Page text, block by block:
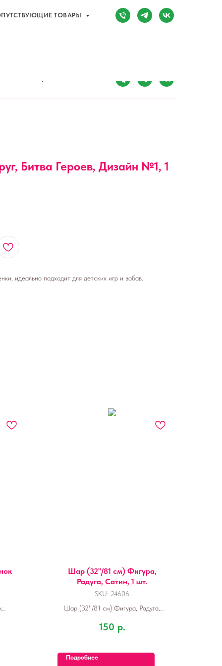
Сочи, Адлер,ул. Мира, д. 14
ТОВАРЫ
ТОВАРЫ
Битва Героев, Дизайн №1, 1
идеально подходит для детских игр и забав.
Шар (32''/81 см) Фигура,
Радуга, Сатин, 1 шт.
SKU: 24606
Шар (32''/81 см) Фигура, Радуга,
150 р.
Подробнее